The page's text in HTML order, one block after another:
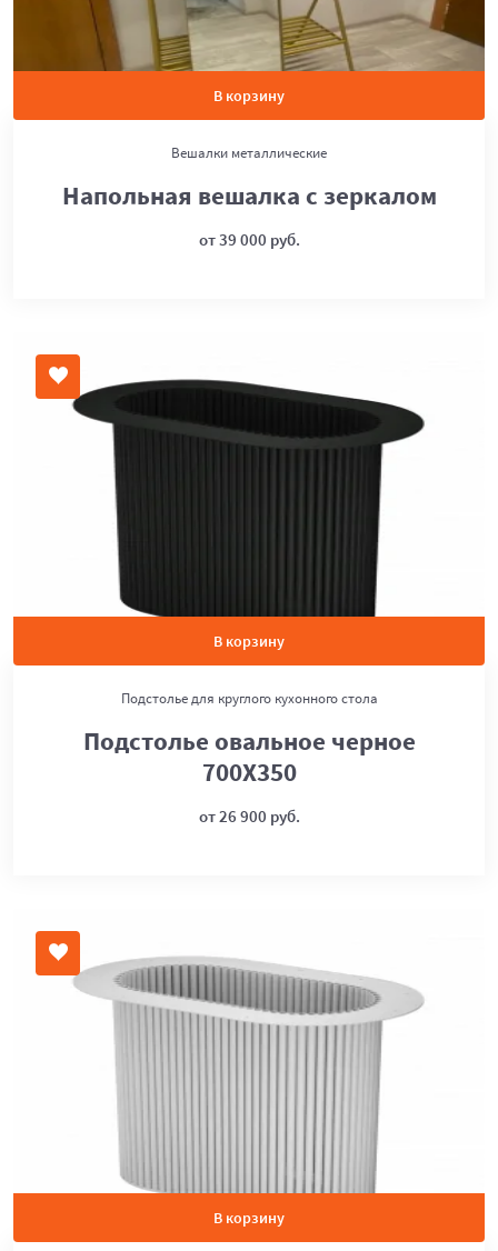
В корзину
Вешалки металлические
Напольная вешалка с зеркалом
от 39 000 руб.
В корзину
Подстолье для круглого кухонного стола
Подстолье овальное черное
700Х350
от 26 900 руб.
В корзину